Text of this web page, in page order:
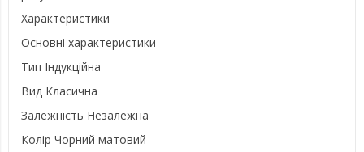
Характеристики
Основні характеристики
Тип Індукційна
Вид Класична
Залежність Незалежна
Колір Чорний матовий